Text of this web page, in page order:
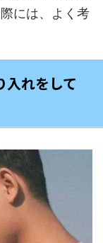
には、よく考
入れをして